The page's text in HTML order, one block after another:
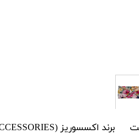
برند اکسسوریز (ACCESSORIES)